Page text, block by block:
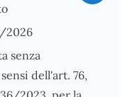
2026
senza
dell'art. 76,